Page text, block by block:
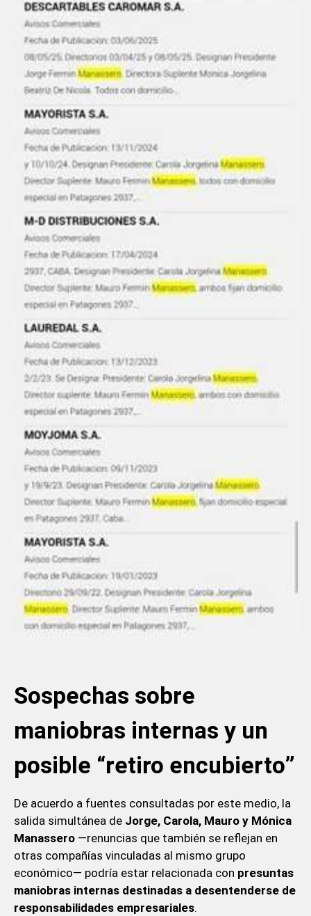
Sospechas sobre
maniobras internas y un
posible “retiro encubierto”
De acuerdo a fuentes consultadas por este medio, la
salida simultánea de Jorge, Carola, Mauro y Mónica
Manassero —renuncias que también se reflejan en
otras compañías vinculadas al mismo grupo
económico— podría estar relacionada con presuntas
maniobras internas destinadas a desentenderse de
responsabilidades empresariales.